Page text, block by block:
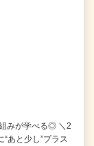
みが学べる◎ ＼2
あと少し”プラス